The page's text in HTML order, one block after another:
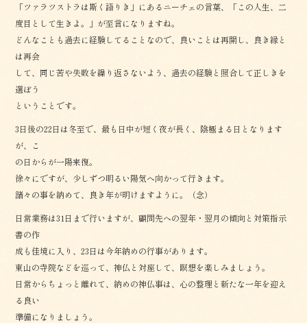
「ツァラツストラは斯く語りき」にあるニーチェの言葉、「この人生、二
度目として生きよ。」が至言になりますね。
どんなことも過去に経験してることなので、良いことは再開し、良き縁と
は再会
して、同じ苦や失敗を繰り返さないよう、過去の経験と照合して正しきを
選ぼう
ということです。
3日後の22日は冬至で、最も日中が短く夜が長く、陰極まる日となります
が、こ
の日からが一陽来復。
徐々にですが、少しずつ明るい陽気へ向かって行きます。
諸々の事を納めて、良き年が明けますように。（念）
日常業務は31日まで行いますが、顧問先への翌年・翌月の傾向と対策指示
書の作
成も佳境に入り、23日は今年納めの行事があります。
東山の寺院などを巡って、神仏と対座して、瞑想を楽しみましょう。
日常からちょっと離れて、納めの神仏事は、心の整理と新たな一年を迎え
る良い
準備になりましょう。